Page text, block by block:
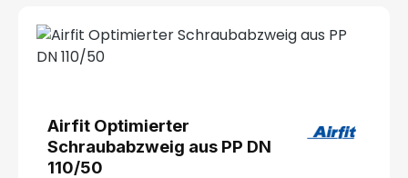
Airfit Optimierter
Schraubabzweig aus PP DN
110/50